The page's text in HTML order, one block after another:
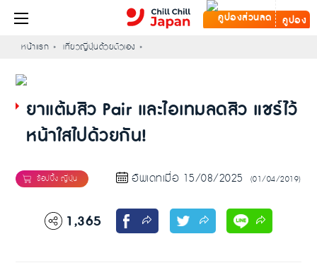
คูปอง
หน้าแรก เที่ยวญี่ปุ่นด้วยตัวเอง
ยาแต้มสิว Pair และไอเทมลดสิว แชร์ไว้
หน้าใสไปด้วยกัน!
อัพเดทเมื่อ 15/08/2025 (01/04/2019)
1,365